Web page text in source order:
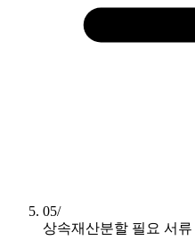
05/
상속재산분할 필요 서류